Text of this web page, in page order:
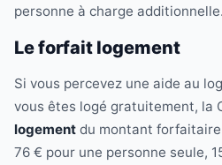
personne à charge additionnelle.
Le forfait logement
Si vous percevez une aide au
vous êtes logé gratuitement, la
logement du montant
76 € pour une personne seule,